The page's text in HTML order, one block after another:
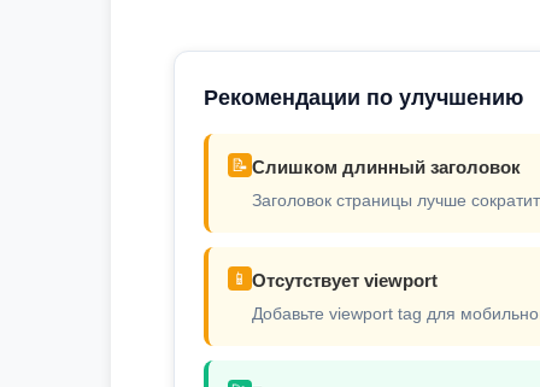
Рекомендации по улучшению
📝 Слишком длинный заголовок
Заголовок страницы лучше
📱 Отсутствует viewport
Добавьте viewport tag для